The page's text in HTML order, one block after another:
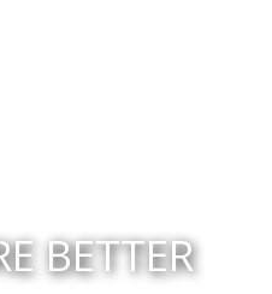
BETTER